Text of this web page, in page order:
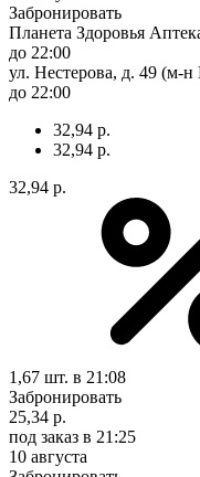
Забронировать
Планета Здоровья
до 22:00
ул. Нестерова, д. 49 (м-н
до 22:00
32,94 р.
32,94 р.
32,94 р.
1,67 шт. в 21:08
Забронировать
25,34 р.
под заказ в 21:25
10 августа